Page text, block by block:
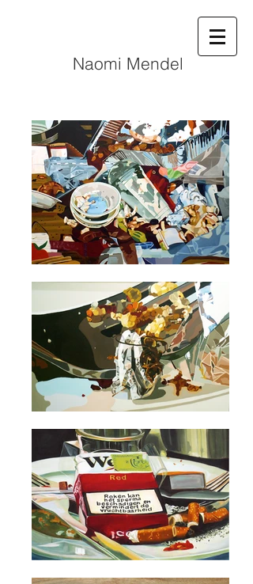
Naomi Mendel